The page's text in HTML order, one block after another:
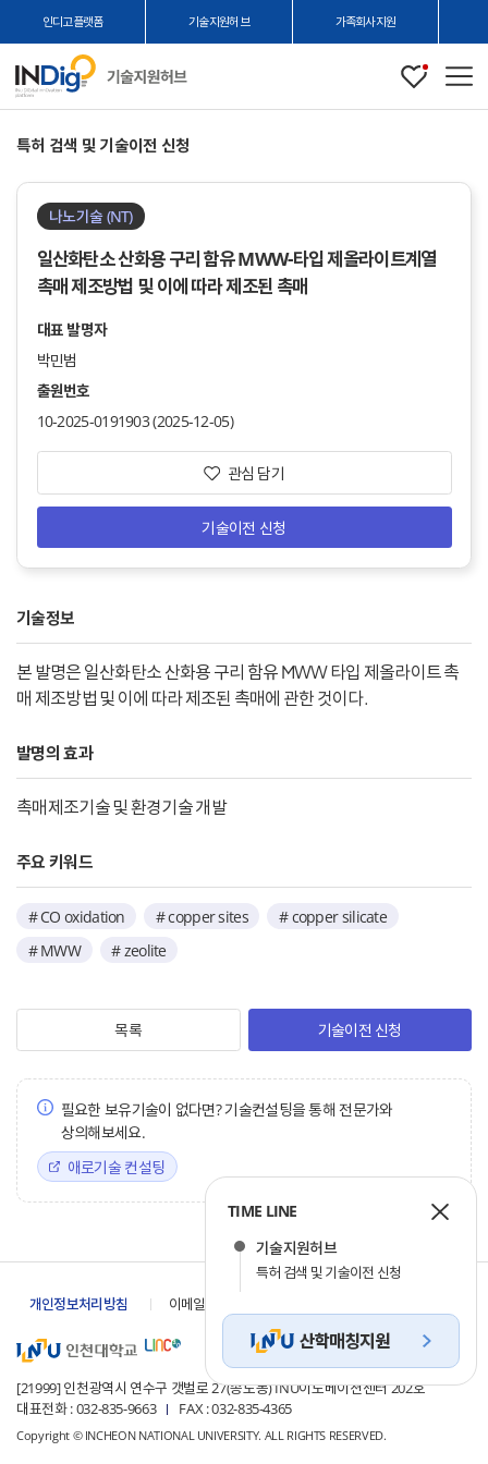
인디고플랫폼 기술지원허브 가족회사지원
관심
특허 검색 및 기술이전 신청
나노기술 (NT)
일산화탄소 산화용 구리 함유 MWW-타입 제올라이트계열
촉매 제조방법 및 이에 따라 제조된 촉매
대표 발명자
박민범
출원번호
10-2025-0191903 (2025-12-05)
관심 담기
기술이전 신청
기술정보
본 발명은 일산화탄소 산화용 구리 함유 MWW 타입 제올라이트 촉
매 제조방법 및 이에 따라 제조된 촉매에 관한 것이다.
발명의 효과
촉매제조기술 및 환경기술 개발
주요 키워드
# CO oxidation # copper sites
# copper silicate
# MWW
# zeolite
목록 기술이전 신청
필요한 보유기술이 없다면? 기술컨설팅을 통해 전문가와
상의해보세요.
애로기술 컨설팅
TIME LINE
기술지원허브
특허 검색 및 기술이전 신청
개인정보처리방침
이메일 무단수집거부 및 제한
[21999] 인천광역시 연수구 갯벌로 27(송도동) INU이노베이션센터 202호
대표전화 : 032-835-9663
FAX : 032-835-4365
Copyright © INCHEON NATIONAL UNIVERSITY. ALL RIGHTS RESERVED.